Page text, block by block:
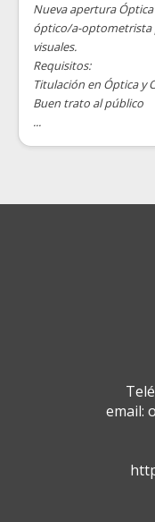
Nueva apertura
óptico/a-optometrista
visuales.
Requisitos:
Titulación en Óptica y
Buen trato al público
...
email: